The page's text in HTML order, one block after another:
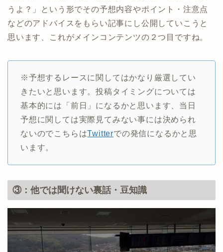
うよ？」という形でその予想内容やポイント・注意点
などのアドバイスをもらい記事にし公開していこうと
思います、これがメインコンテンツの２つ目ですね。
※予想するレースに関してはかなり厳選してい
きたいと思います。投稿タイミングについては
基本的には「前日」になるかと思います、当日
予想に関しては実際見てみない事には決められ
ないのでこちらはTwitterでの発信になるかと思
います。
③：他では聞けない裏話・豆知識